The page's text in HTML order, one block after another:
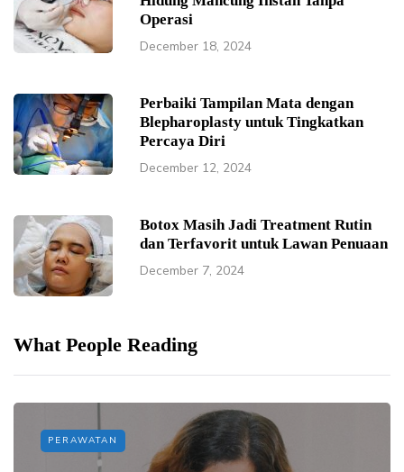
Operasi
December 18, 2024
Perbaiki Tampilan Mata dengan
Blepharoplasty untuk Tingkatkan
Percaya Diri
December 12, 2024
Botox Masih Jadi Treatment Rutin
dan Terfavorit untuk Lawan Penuaan
December 7, 2024
What People Reading
PERAWATAN